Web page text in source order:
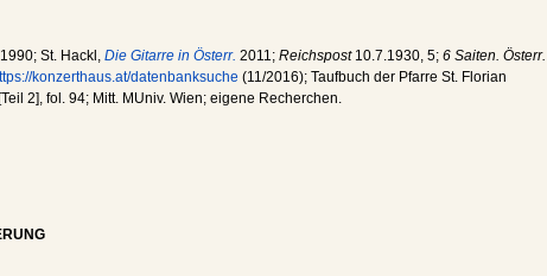
1990; St. Hackl, Die Gitarre in Österr. 2011; Reichspost10.7.1930, 5; 6 Saiten. Österr.
konzerthaus.at/datenbanksuche (11/2016); Taufbuch der Pfarre St. Florian
2], fol. 94; Mitt. MUniv. Wien; eigene Recherchen.